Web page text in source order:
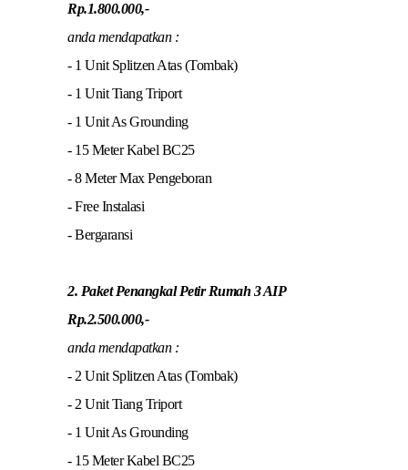
Rp.1.800.000,-
anda mendapatkan :
- 1 Unit Splitzen Atas (Tombak)
- 1 Unit Tiang Triport
- 1 Unit As Grounding
- 15 Meter Kabel BC25
- 8 Meter Max Pengeboran
- Free Instalasi
- Bergaransi
2. Paket Penangkal Petir Rumah 3 AIP
Rp.2.500.000,-
anda mendapatkan :
- 2 Unit Splitzen Atas (Tombak)
- 2 Unit Tiang Triport
- 1 Unit As Grounding
- 15 Meter Kabel BC25